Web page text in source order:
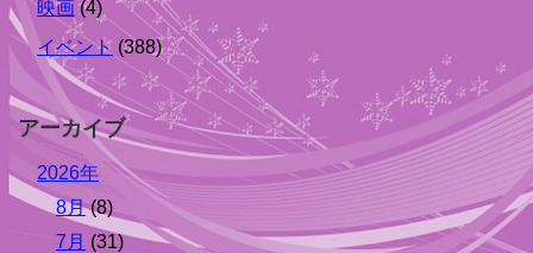
映画(4)
イベント (388)
アーカイブ
2026年
8月(8)
7月 (31)